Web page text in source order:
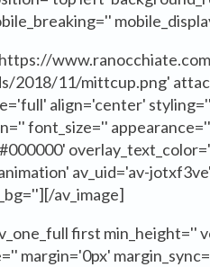
2018/11/mittcup.png'
align='center'
font_size=''
av_uid='av-
av_image]
first min_height=''
margin='0px'